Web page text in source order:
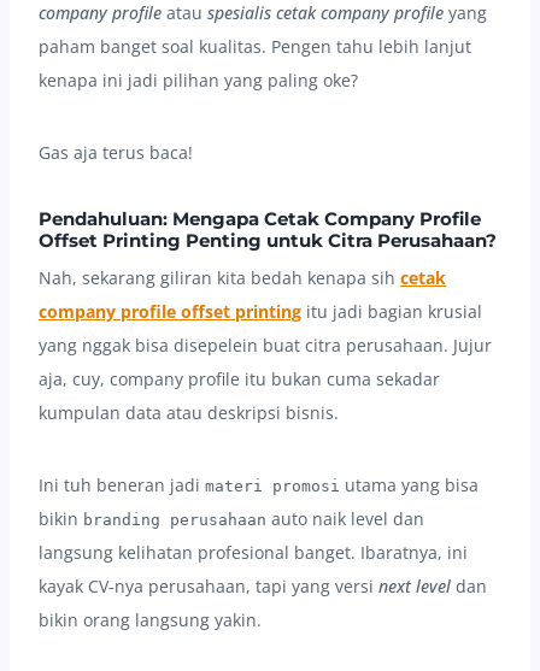
company profile atau spesialis cetak company profile yang
paham banget soal kualitas. Pengen tahu lebih lanjut
kenapa ini jadi pilihan yang paling oke?
Gas aja terus baca!
Pendahuluan: Mengapa Cetak Company Profile
Offset Printing Penting untuk Citra Perusahaan?
Nah, sekarang giliran kita bedah kenapa sih cetak
company profile offset printing itu jadi bagian krusial
yang nggak bisa disepelein buat citra perusahaan. Jujur
aja, cuy, company profile itu bukan cuma sekadar
kumpulan data atau deskripsi bisnis.
Ini tuh beneran jadi materi promosi utama yang bisa
bikin branding perusahaan auto naik level dan
langsung kelihatan profesional banget. Ibaratnya, ini
kayak CV-nya perusahaan, tapi yang versi next level dan
bikin orang langsung yakin.